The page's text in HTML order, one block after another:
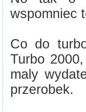
wspomniec
Co do
Turbo
maly
przerobek.